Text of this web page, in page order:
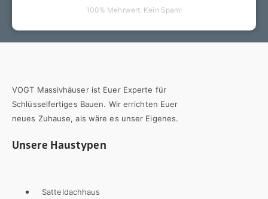
100% Mehrwert. Kein Spam!
VOGT Massivhäuser ist Euer Experte für
Schlüsselfertiges Bauen. Wir errichten Euer
neues Zuhause, als wäre es unser Eigenes.
Unsere Haustypen
Satteldachhaus